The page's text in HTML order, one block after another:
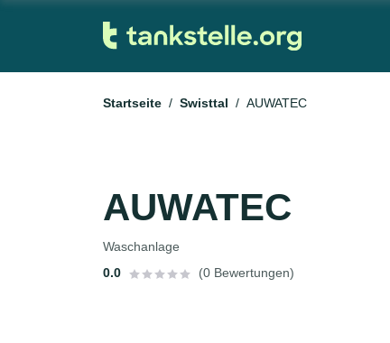
Startseite Swisttal AUWATEC
AUWATEC
Waschanlage
0.0
(0 Bewertungen)